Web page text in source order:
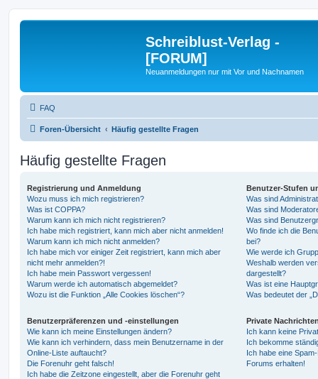
Schreiblust-Verlag -
[FORUM]
Neuanmeldungen nur mit Vor und Nachnamen
FAQ
Foren-Übersicht Häufig gestellte Fragen
Häufig gestellte Fragen
Registrierung und Anmeldung
Wozu muss ich mich registrieren?
Was ist COPPA?
Warum kann ich mich nicht registrieren?
Ich habe mich registriert, kann mich aber nicht anmelden!
Warum kann ich mich nicht anmelden?
Ich habe mich vor einiger Zeit registriert, kann mich aber
nicht mehr anmelden?!
Ich habe mein Passwort vergessen!
Warum werde ich automatisch abgemeldet?
Wozu ist die Funktion „Alle Cookies löschen“?
Benutzerpräferenzen und -einstellungen
Wie kann ich meine Einstellungen ändern?
Wie kann ich verhindern, dass mein Benutzername in der
Online-Liste auftaucht?
Die Forenuhr geht falsch!
Ich habe die Zeitzone eingestellt, aber die Forenuhr geht
Benutzer-Stufen
Was sind
Was sind
Was sind
Wo finde ich die
bei?
Wie werde ich
Weshalb werden
dargestellt?
Was ist eine
Was bedeutet der
Private
Ich kann keine
Ich bekomme
Ich habe eine
Forums erhalten!